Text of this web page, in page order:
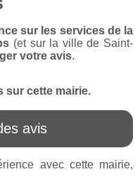
sur les services de la
(et sur la ville de Saint-
votre avis.
sur cette mairie.
avis
avec cette mairie,